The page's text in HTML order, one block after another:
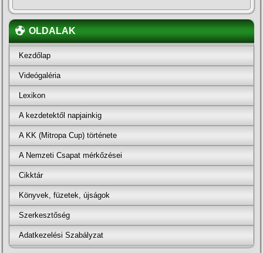
OLDALAK
Kezdőlap
Videógaléria
Lexikon
A kezdetektől napjainkig
A KK (Mitropa Cup) története
A Nemzeti Csapat mérkőzései
Cikktár
Könyvek, füzetek, újságok
Szerkesztőség
Adatkezelési Szabályzat